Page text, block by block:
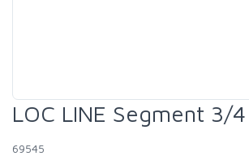
LOC LINE Segment 3/
69545